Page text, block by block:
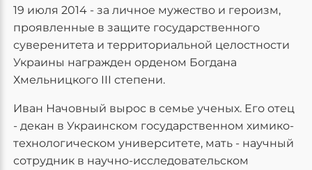
19 июля 2014 - за личное мужество и героизм,
проявленные в защите государственного
суверенитета и территориальной целостности
Украины награжден орденом Богдана
Хмельницкого III степени.
Иван Начовный вырос в семье ученых. Его отец
- декан в Украинском государственном химико-
технологическом университете, мать - научный
сотрудник в научно-исследовательском